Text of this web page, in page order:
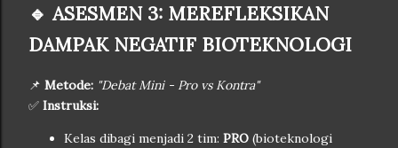
🔹 ASESMEN 3: MEREFLEKSIKAN
DAMPAK NEGATIF BIOTEKNOLOGI
📌 Metode: "Debat Mini - Pro vs Kontra"
✅ Instruksi:
Kelas dibagi menjadi 2 tim: PRO (bioteknologi